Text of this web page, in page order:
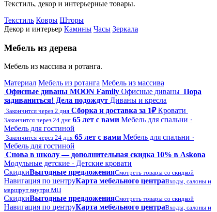
Текстиль, декор и интерьерные товары.
Текстиль Ковры Шторы
Декор и интерьер Камины Часы Зеркала
Мебель из дерева
Мебель из массива и ротанга.
Материал Мебель из ротанга Мебель из массива
Офисные диваны MOON Family Офисные диваны Пора
задиваниться! Дела подождут Диваны и кресла
Закончится через 2 дня Сборка и доставка за 1₽ Кровати
Закончится через 24 дня 65 лет с вами Мебель для спальни ·
Мебель для гостиной
Закончится через 24 дня 65 лет с вами Мебель для спальни ·
Мебель для гостиной
Снова в школу — дополнительная скидка 10% в Askona
Модульные детские · Детские кровати
СкидкиВыгодные предложенияСмотреть товары со скидкой
Навигация по центруКарта мебельного центраВходы, салоны и
маршрут внутри МЦ
СкидкиВыгодные предложенияСмотреть товары со скидкой
Навигация по центруКарта мебельного центраВходы, салоны и